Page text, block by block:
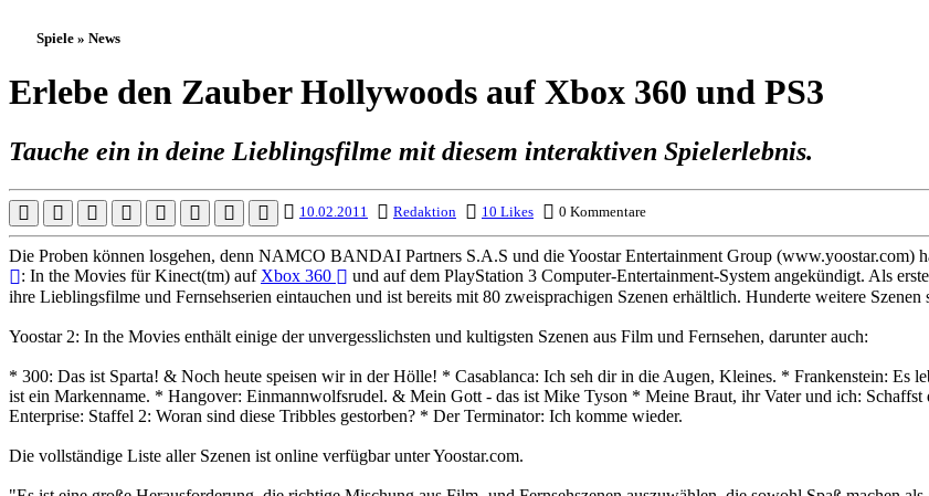
Spiele » News
Erlebe den Zauber Hollywoods auf Xbox 360 und PS3
Tauche ein in deine Lieblingsfilme mit diesem interaktiven Spielerlebnis.
10.02.2011 Redaktion 10 Likes 0 Kommentare
Die Proben können losgehen, denn NAMCO BANDAI Partners S.A.S und die Yoostar Entertainment Group (www.yoostar.com)
: In the Movies für Kinect(tm) auf Xbox 360
und auf dem PlayStation 3 Computer-Entertainment-System angekündigt. Als
ihre Lieblingsfilme und Fernsehserien eintauchen und ist bereits mit 80 zweisprachigen Szenen erhältlich. Hunderte weitere
Yoostar 2: In the Movies enthält einige der unvergesslichsten und kultigsten Szenen aus Film und Fernsehen, darunter auch:
* 300: Das ist Sparta! & Noch heute speisen wir in der Hölle! * Casablanca: Ich seh dir in die Augen, Kleines. * Frankenstein: Es
ist ein Markenname. * Hangover: Einmannwolfsrudel. & Mein Gott - das ist Mike Tyson * Meine Braut, ihr Vater und ich:
Enterprise: Staffel 2: Woran sind diese Tribbles gestorben? * Der Terminator: Ich komme wieder.
Die vollständige Liste aller Szenen ist online verfügbar unter Yoostar.com.